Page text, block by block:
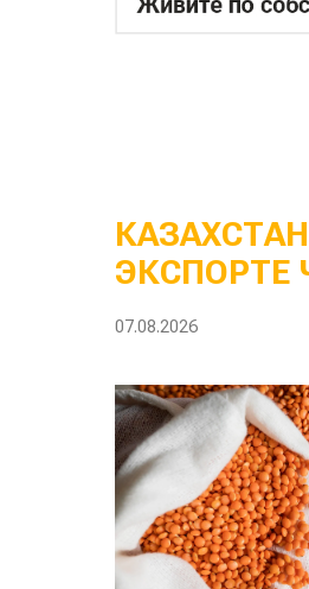
ЭКСПОРТЕ
07.08.2026